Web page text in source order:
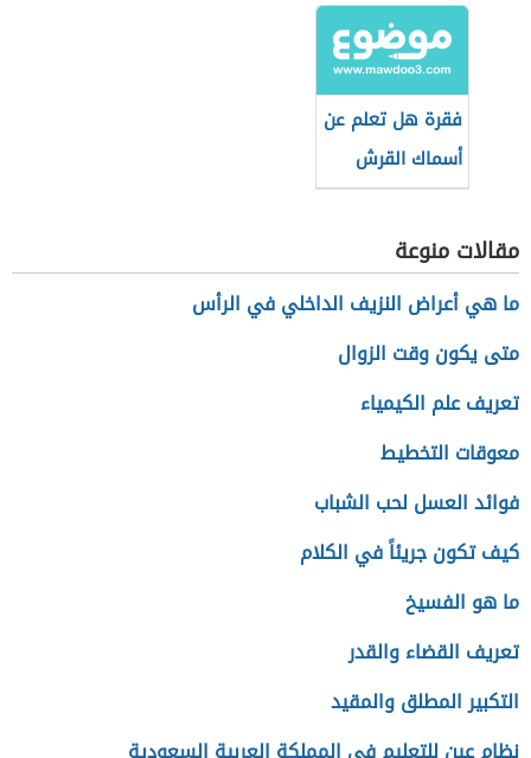
فقرة هل تعلم عن
أسماك القرش
مقالات منوعة
ما هي أعراض النزيف الداخلي في الرأس
متى يكون وقت الزوال
تعريف علم الكيمياء
معوقات التخطيط
فوائد العسل لحب الشباب
كيف تكون جريئاً في الكلام
ما هو الفسيخ
تعريف القضاء والقدر
التكبير المطلق والمقيد